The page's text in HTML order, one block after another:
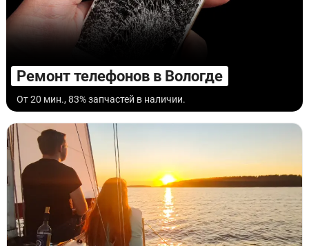
Ремонт телефонов в Вологде
От 20 мин., 83% запчастей в наличии.